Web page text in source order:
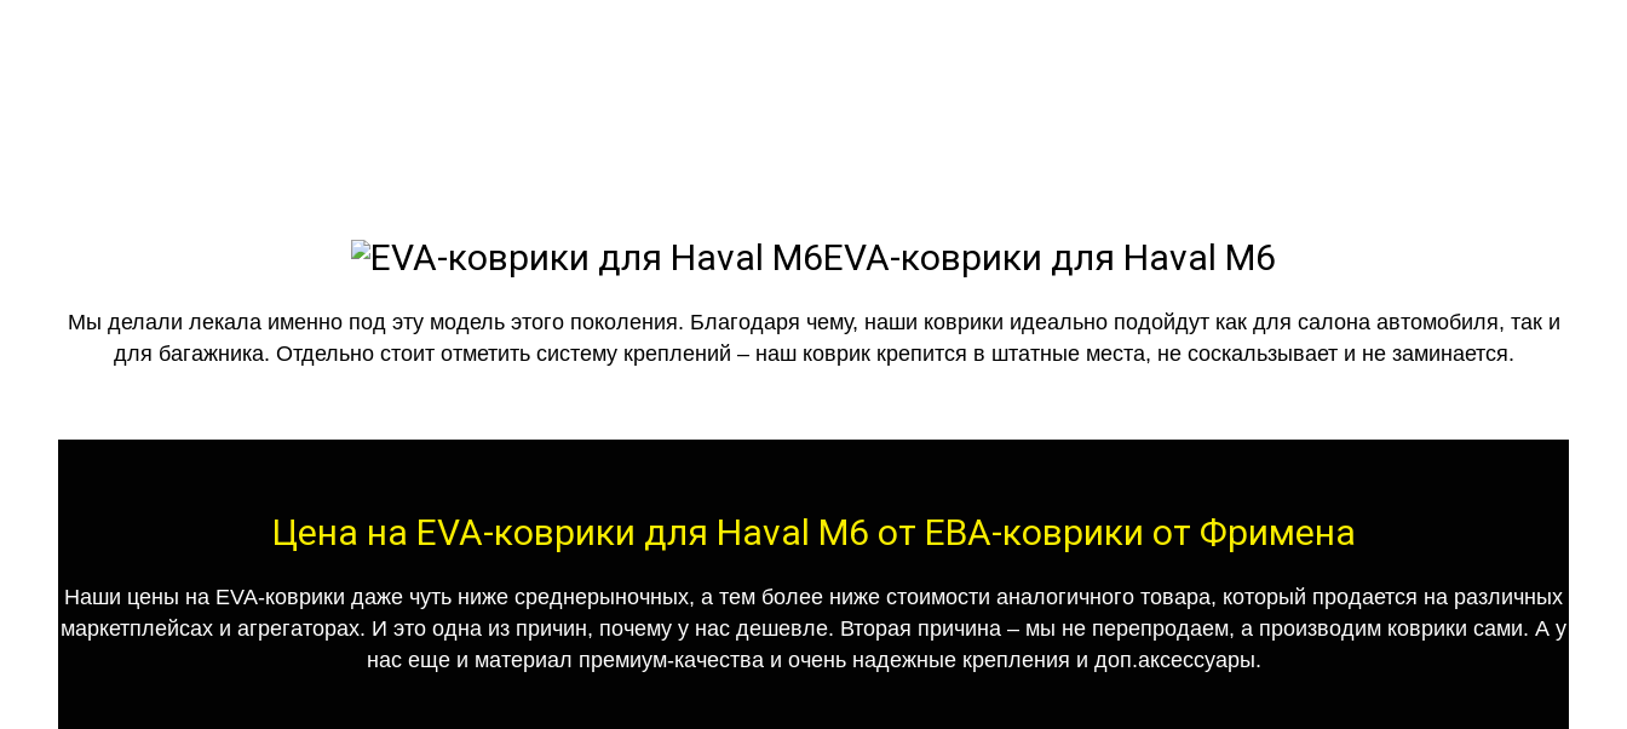
EVA-коврики для Haval M6
Мы делали лекала именно под эту модель этого поколения. Благодаря чему, наши коврики идеально подойдут как для салона автомобиля, так и
для багажника. Отдельно стоит отметить систему креплений – наш коврик крепится в штатные места, не соскальзывает и не заминается.
Цена на EVA-коврики для Haval M6 от ЕВА-коврики от Фримена
Наши цены на EVA-коврики даже чуть ниже среднерыночных, а тем более ниже стоимости аналогичного товара, который продается на различных
маркетплейсах и агрегаторах. И это одна из причин, почему у нас дешевле. Вторая причина – мы не перепродаем, а производим коврики сами. А у
нас еще и материал премиум-качества и очень надежные крепления и доп.аксессуары.